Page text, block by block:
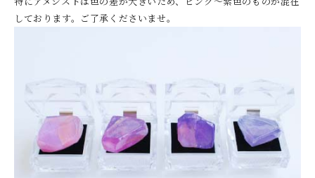
しております。ご了承くださいませ。